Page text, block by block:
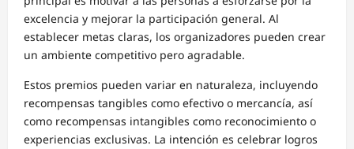
excelencia y mejorar la participación general. Al
establecer metas claras, los organizadores pueden crear
un ambiente competitivo pero agradable.
Estos premios pueden variar en naturaleza, incluyendo
recompensas tangibles como efectivo o mercancía, así
como recompensas intangibles como reconocimiento o
experiencias exclusivas. La intención es celebrar logros